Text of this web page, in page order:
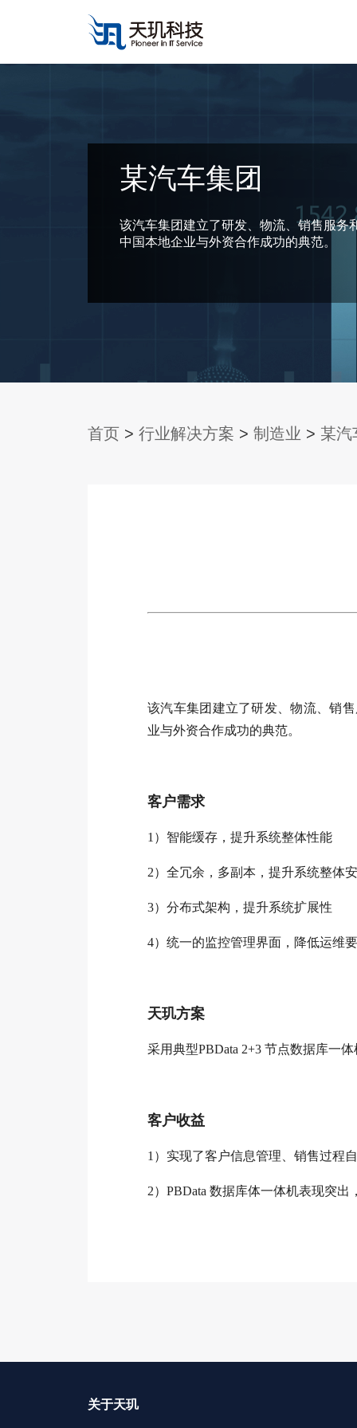
某汽车集团
该汽车集团建立了研发、物流、销售服务
中国本地企业与外资合作成功的典范。
首页 > 行业解决方案 > 制造业 > 某汽
该汽车集团建立了研发、物流、销
业与外资合作成功的典范。
客户需求
1）智能缓存，提升系统整体性能
2）全冗余，多副本，提升系统整体
3）分布式架构，提升系统扩展性
4）统一的监控管理界面，降低运维
天玑方案
采用典型PBData 2+3 节点数据库一
客户收益
1）实现了客户信息管理、销售过程
2）PBData 数据库体一体机表现突
关于天玑